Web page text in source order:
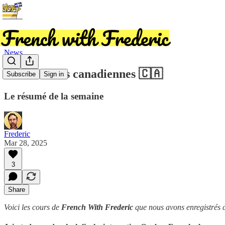
Subscribe Sign in
News
Les élections canadiennes 🇨🇦
Le résumé de la semaine
Frederic
Mar 28, 2025
3
Share
Voici les cours de French With Frederic que nous avons enregistrés